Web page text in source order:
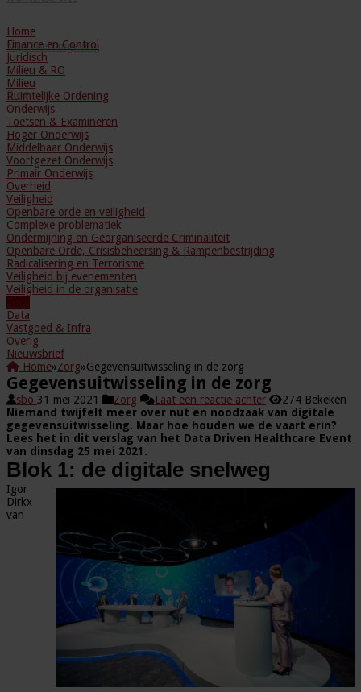
Mijn Leeromgeving
Blog
Home
Finance en Control
Juridisch
Milieu & RO
Milieu
Ruimtelijke Ordening
Onderwijs
Toetsen & Examineren
Hoger Onderwijs
Middelbaar Onderwijs
Voortgezet Onderwijs
Primair Onderwijs
Overheid
Veiligheid
Openbare orde en veiligheid
Complexe problematiek
Ondermijning en Georganiseerde Criminaliteit
Openbare Orde, Crisisbeheersing & Rampenbestrijding
Radicalisering en Terrorisme
Veiligheid bij evenementen
Veiligheid in de organisatie
Data
Vastgoed & Infra
Overig
Nieuwsbrief
Home»Zorg»Gegevensuitwisseling in de zorg
Gegevensuitwisseling in de zorg
sbo 31 mei 2021 Zorg Laat een reactie achter
274 Bekeken
Niemand twijfelt meer over nut en noodzaak van digitale
gegevensuitwisseling. Maar hoe houden we de vaart erin?
Lees het in dit verslag van het Data Driven Healthcare Event
van dinsdag 25 mei 2021.
Blok 1: de digitale snelweg
Igor
Dirkx
van